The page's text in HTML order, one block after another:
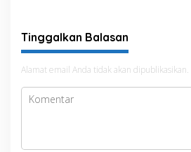
Tinggalkan Balasan
Alamat email Anda tidak akan dipublikasikan.